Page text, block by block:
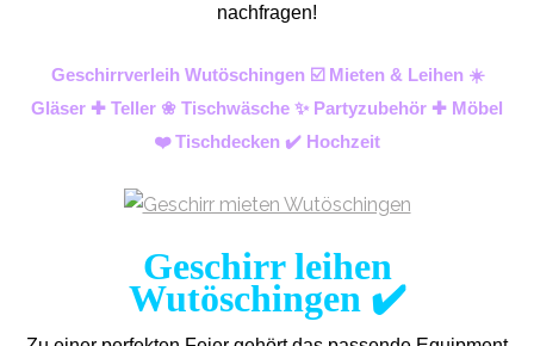
nachfragen!
Geschirrverleih Wutöschingen ☑️ Mieten & Leihen ☀️
Gläser ✚ Teller ❀ Tischwäsche ✨ Partyzubehör ✚ Möbel
❤️ Tischdecken ✔️ Hochzeit
Geschirr leihen
Wutöschingen ✔️